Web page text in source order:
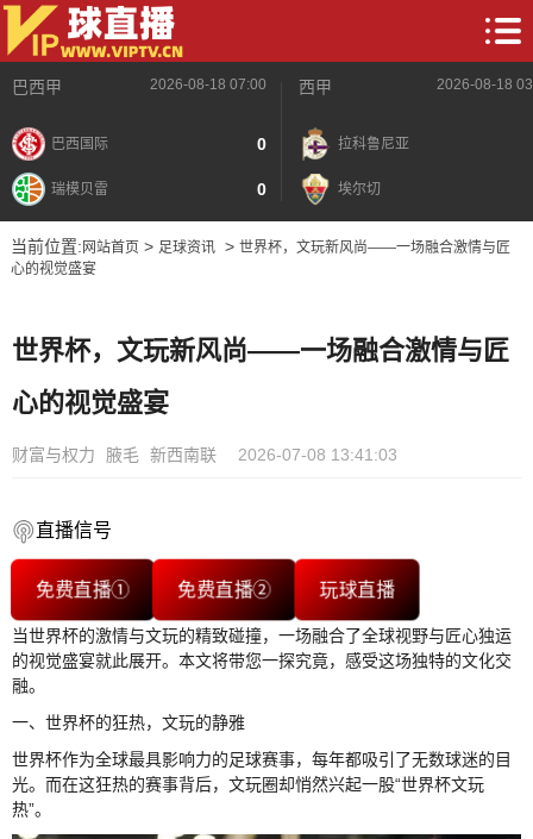
巴西甲 2026-08-18 07:00
巴西国际 0
瑞模贝雷 0
西甲 2026-08-18
拉科鲁尼亚
埃尔切
当前位置: 网站首页> 足球资讯> 世界杯，文玩新风尚——一场融合激情与匠
心的视觉盛宴
世界杯，文玩新风尚——一场融合激情与匠
心的视觉盛宴
财富与权力 腋毛 新西南联 2026-07-08 13:41:03
直播信号
免费直播① 免费直播② 玩球直播
当世界杯的激情与文玩的精致碰撞，一场融合了全球视野与匠心独运
的视觉盛宴就此展开。本文将带您一探究竟，感受这场独特的文化交
融。
一、世界杯的狂热，文玩的静雅
世界杯作为全球最具影响力的足球赛事，每年都吸引了无数球迷的目
光。而在这狂热的赛事背后，文玩圈却悄然兴起一股“世界杯文玩
热”。